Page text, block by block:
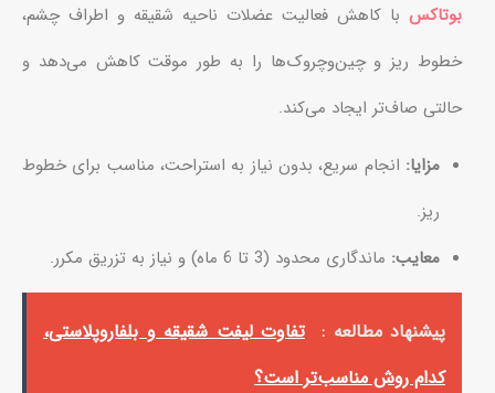
بوتاکس با کاهش فعالیت عضلات ناحیه شقیقه و اطراف چشم،
خطوط ریز و چین‌وچروک‌ها را به طور موقت کاهش می‌دهد و
حالتی صاف‌تر ایجاد می‌کند.
مزایا: انجام سریع، بدون نیاز به استراحت، مناسب برای خطوط
ریز.
معایب: ماندگاری محدود (3 تا 6 ماه) و نیاز به تزریق مکرر.
پیشنهاد مطالعه : تفاوت‌ لیفت شقیقه و بلفاروپلاستی،
کدام روش مناسب‌تر است؟